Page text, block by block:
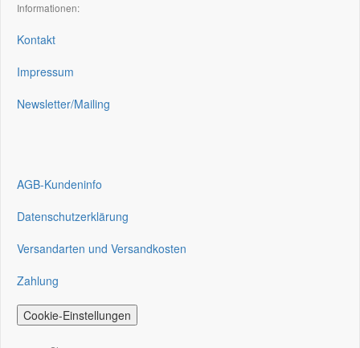
Informationen:
Kontakt
Impressum
Newsletter/Mailing
AGB-Kundeninfo
Datenschutzerklärung
Versandarten und Versandkosten
Zahlung
Cookie-Einstellungen